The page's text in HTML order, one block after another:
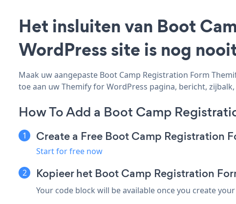
Het insluiten van Boot
WordPress site is nog
Maak uw aangepaste Boot Camp Registration Form
toe aan uw Themify for WordPress pagina, bericht,
How To Add a Boot Camp
Create a Free Boot Camp Registration
Start for free now
Kopieer het Boot Camp Registration
Your code block will be available once you create